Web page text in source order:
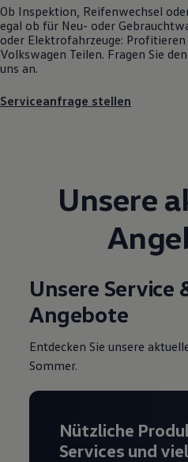
Inspektion und
Reparaturen und
Motorenöl und
Räder und Reifen
Pannen- und
Volkswagen Teile
Zubehör
Wallbox und
Digitale Extras
Dienste für Ihr
Volkswagen
Handy und
Über Ihr Auto
Volkswagen
Magazin
Transport
Familie
Elektromobilität
Ob Inspektion, Reifenwechsel
egal ob für Neu- oder
oder Elektrofahrzeuge:
Volkswagen Teilen. Fragen Sie
uns an.
Serviceanfrage stellen
Unsere
Unsere Service
Angebote
Entdecken Sie unsere
Sommer.
Nützliche
Services und